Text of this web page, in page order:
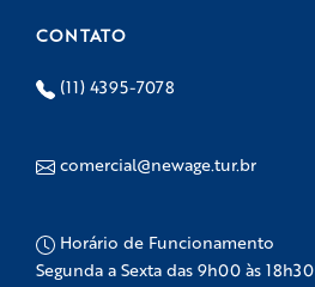
CONTATO
(11) 4395-7078
comercial@newage.tur.br
Horário de Funcionamento
Segunda a Sexta das 9h00 às 18h30